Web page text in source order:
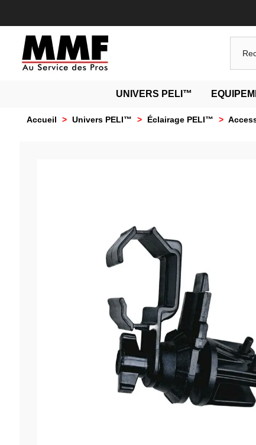
UNIVERS PELI™
Accueil > Univers PELI™ > Éclairage PELI™ >